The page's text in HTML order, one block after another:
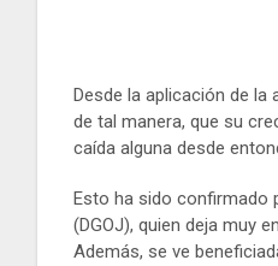
Desde la aplicación de la
de tal manera, que su
caída alguna desde
Esto ha sido confirmado
(DGOJ), quien deja muy
Además, se ve